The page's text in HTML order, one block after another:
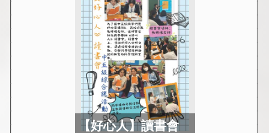
【好心人】讀書會